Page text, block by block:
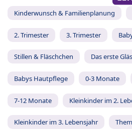
Kinderwunsch & Familienplanung
2. Trimester 3. Trimester
Stillen & Fläschchen Das erste
Babys Hautpflege 0-3 Monate
7-12 Monate Kleinkinder im 2.
Kleinkinder im 3. Lebensjahr